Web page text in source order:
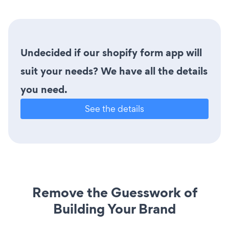
Undecided if our shopify form app will
suit your needs? We have all the details
you need.
See the details
Remove the Guesswork of
Building Your Brand